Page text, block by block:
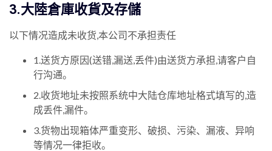
3.大陸倉庫收貨及存儲
以下情况造成未收货,本公司不承担责任
1.送货方原因(送错,漏送,丢件)由送货方承担,请客户自
行沟通。
2.收货地址未按照系统中大陆仓库地址格式填写的,造
成丢件,漏件。
3.货物出现箱体严重变形、破损、污染、漏液、异响
等情况一律拒收。